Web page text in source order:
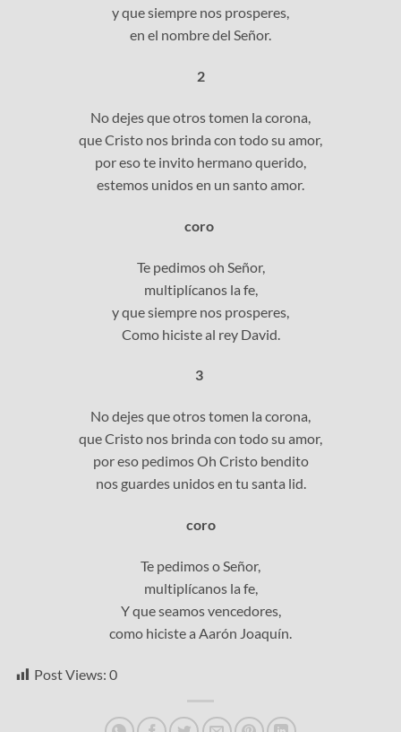
y que siempre nos prosperes,
en el nombre del Señor.
2
No dejes que otros tomen la corona,
que Cristo nos brinda con todo su amor,
por eso te invito hermano querido,
estemos unidos en un santo amor.
coro
Te pedimos oh Señor,
multiplícanos la fe,
y que siempre nos prosperes,
Como hiciste al rey David.
3
No dejes que otros tomen la corona,
que Cristo nos brinda con todo su amor,
por eso pedimos Oh Cristo bendito
nos guardes unidos en tu santa lid.
coro
Te pedimos o Señor,
multiplícanos la fe,
Y que seamos vencedores,
como hiciste a Aarón Joaquín.
Post Views: 0